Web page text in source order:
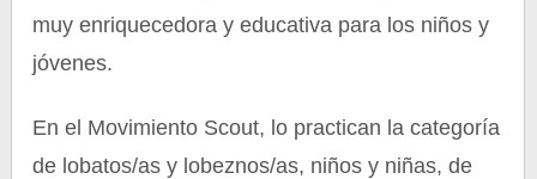
muy enriquecedora y educativa para los niños y
jóvenes.
En el Movimiento Scout, lo practican la categoría
de lobatos/as y lobeznos/as, niños y niñas, de